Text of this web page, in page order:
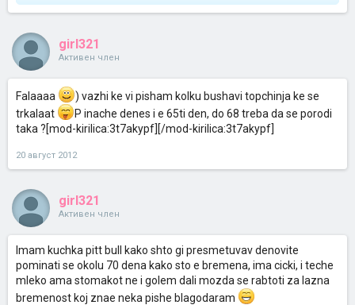
girl321
Активен член
Falaaaa
) vazhi ke vi pisham kolku bushavi topchinja ke se
trkalaat
P inache denes i e 65ti den, do 68 treba da se porodi
taka ?[mod-kirilica:3t7akypf][/mod-kirilica:3t7akypf]
20 август 2012
girl321
Активен член
Imam kuchka pitt bull kako shto gi presmetuvav denovite
pominati se okolu 70 dena kako sto e bremena, ima cicki, i teche
mleko ama stomakot ne i golem dali mozda se rabtoti za lazna
bremenost koj znae neka pishe blagodaram